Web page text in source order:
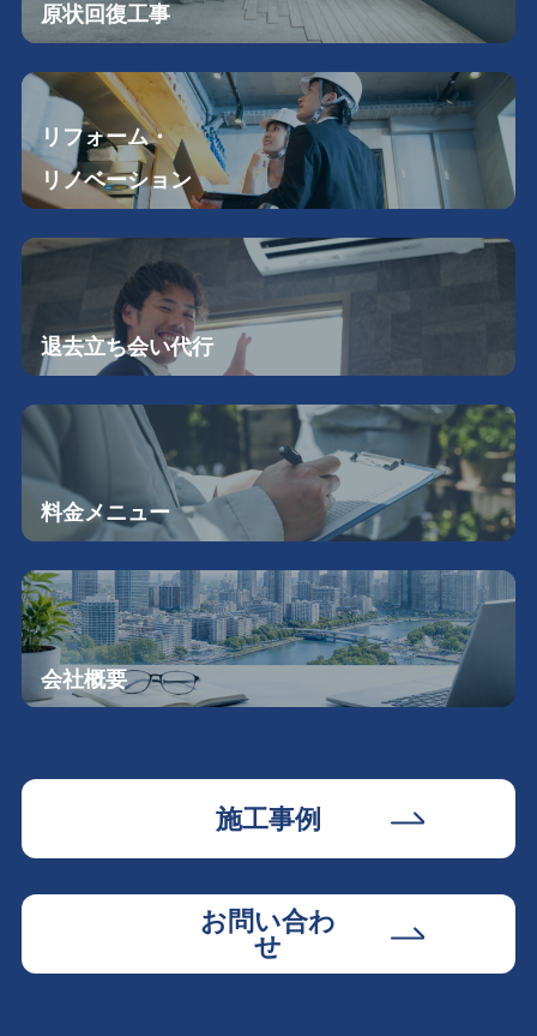
原状回復工事
リフォーム・
リノベーション
退去立ち会い代行
料金メニュー
会社概要
施工事例
お問い合わ
せ